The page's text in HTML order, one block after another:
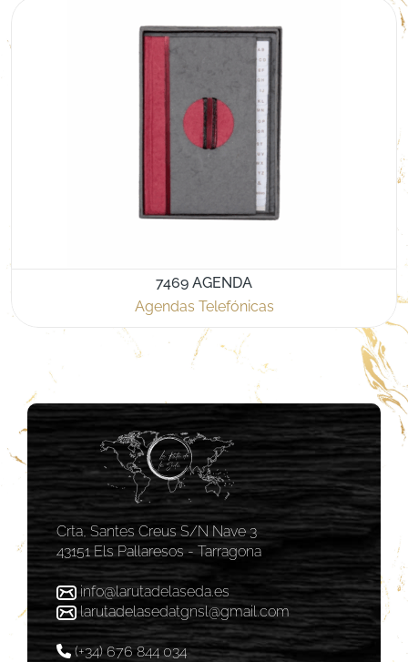
7469 AGENDA
Agendas Telefónicas
Crta, Santes Creus S/N Nave 3
43151 Els Pallaresos - Tarragona
info@larutadelaseda.es
larutadelasedatgnsl@gmail.com
(+34) 676 844 034